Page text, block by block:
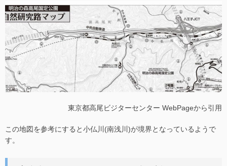
東京都高尾ビジターセンター WebPageから引用
この地図を参考にすると小仏川(南浅川)が境界となっているようで
す。